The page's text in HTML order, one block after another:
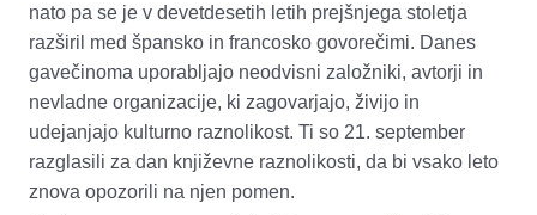
nato pa se je v devetdesetih letih prejšnjega stoletja
razširil med špansko in francosko govorečimi. Danes
gavečinoma uporabljajo neodvisni založniki, avtorji in
nevladne organizacije, ki zagovarjajo, živijo in
udejanjajo kulturno raznolikost. Ti so 21. september
razglasili za dan književne raznolikosti, da bi vsako leto
znova opozorili na njen pomen.